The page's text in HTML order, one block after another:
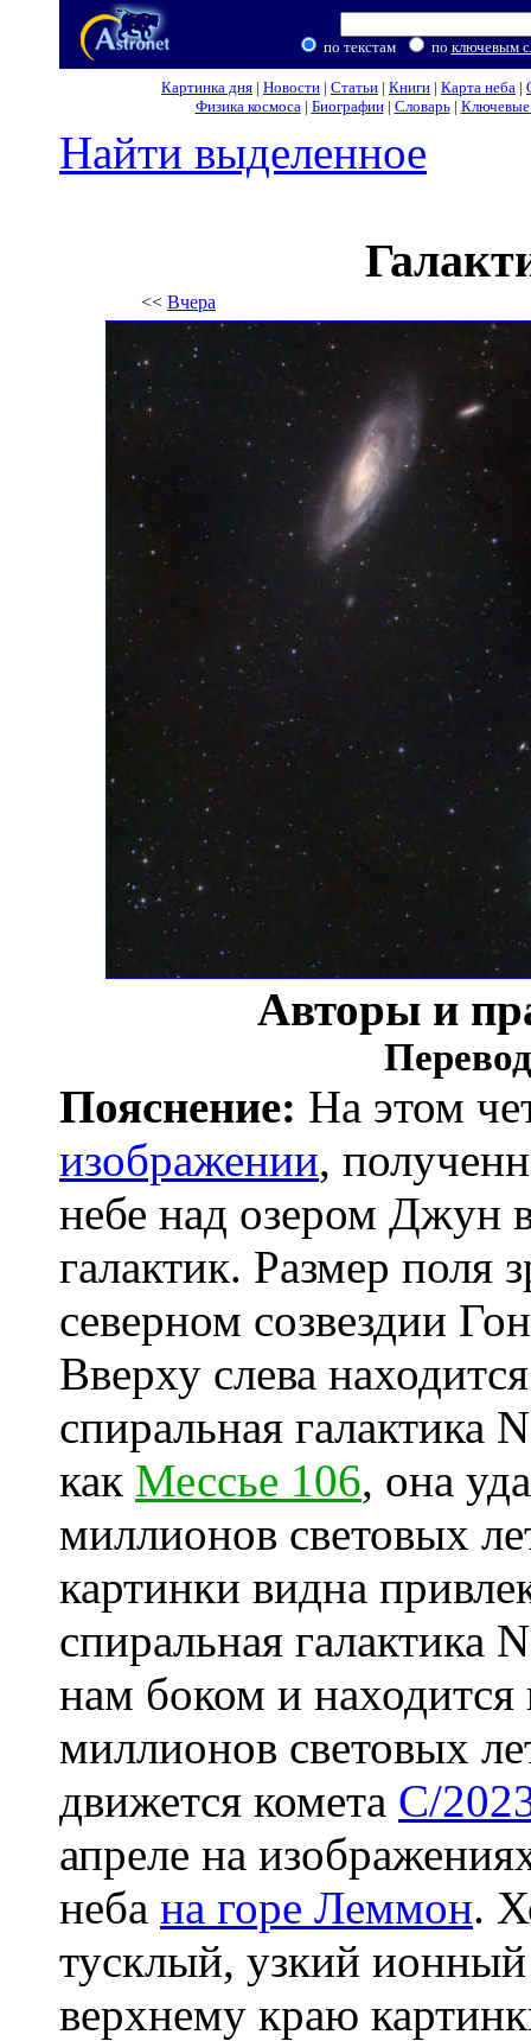
по текстам по ключевым
Картинка дня | Новости | Статьи | Книги | Карта неба |
Физика космоса| Биографии| Словарь| Ключевые
Найти выделенное
<< Вчера
Авторы и
Пояснение: На этом
изображении,
небе над озером Джун
галактик. Размер поля
северном созвездии
Вверху слева
спиральная галактика
как Мессье 106, она
миллионов световых
картинки видна
спиральная галактика
нам боком и находится
миллионов световых
движется комета C/
апреле на
неба на горе Леммон.
тусклый, узкий
верхнему краю